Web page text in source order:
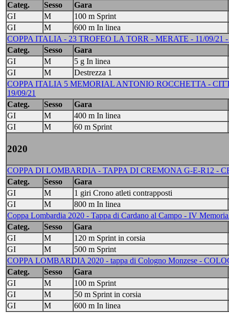
Categ.
Sesso
Gara
GI
M
100 m Sprint
GI
M
600 m In linea
COPPA ITALIA - 23 TROFEO LA TORR - MERATE - 11/09/21 -
Categ.
Sesso
Gara
GI
M
5 g In linea
GI
M
Destrezza 1
COPPA ITALIA 5 MEMORIAL ANTONIO ROCCHETTA -
19/09/21
Categ.
Sesso
Gara
GI
M
400 m In linea
GI
M 60 m Sprint
2020
COPPA DI LOMBARDIA - TAPPA DI CREMONA G-E-R12 -
Categ.
Sesso
Gara
GI
M
1 giri Crono atleti contrapposti
GI
M
800 m In linea
Coppa Lombardia 2020 - Tappa di Cardano al Campo - IV
Categ.
Sesso
Gara
GI
M
120 m Sprint in corsia
GI
M
500 m Sprint
COPPA LOMBARDIA 2020 - tappa di Cologno Monzese -
Categ.
Sesso
Gara
GI
M
100 m Sprint
GI
M
50 m Sprint in corsia
GI
M 600 m In linea